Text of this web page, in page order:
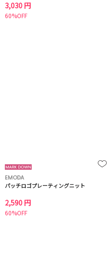
3,030 円
60%OFF
EMODA
パッチロゴプレーティングニット
2,590 円
60%OFF